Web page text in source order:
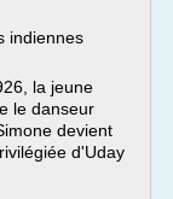
indiennes
la jeune
le danseur
devient
d'Uday